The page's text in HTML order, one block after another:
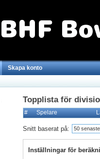
Skapa konto
Topplista för
# Spelare
Snitt baserat på: 50
Inställningar för